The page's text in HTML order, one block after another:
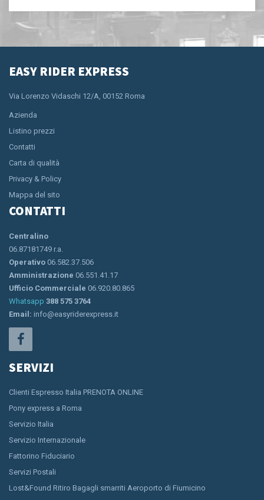
EASY RIDER EXPRESS
Via Lorenzo Vidaschi 12/A, 00152 Roma
Azienda
Listino prezzi
Contatti
Carta di qualità
Privacy & Policy
Mappa del sito
CONTATTI
Centralino
06.87181749 r.a.
Operativo 06.582.37.506
Amministrazione 06.551.41.17
Ufficio Commerciale 06.920.80.865
Whatsapp 388 575 3764
Email: info@easyriderexpress.it
SERVIZI
Clienti Espresso Italia PRENOTA ONLINE
Pony express a Roma
Servizio Italia
Servizio Internazionale
Fattorino Fiduciario
Servizi Postali
Lost&Found Ritiro Bagagli smarriti Aeroporto di Fiumicino